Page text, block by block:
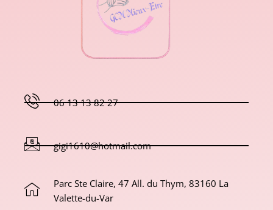
06 13 13 82 27
gigi1610@hotmail.com
Parc Ste Claire, 47 All. du Thym, 83160 La
Valette-du-Var